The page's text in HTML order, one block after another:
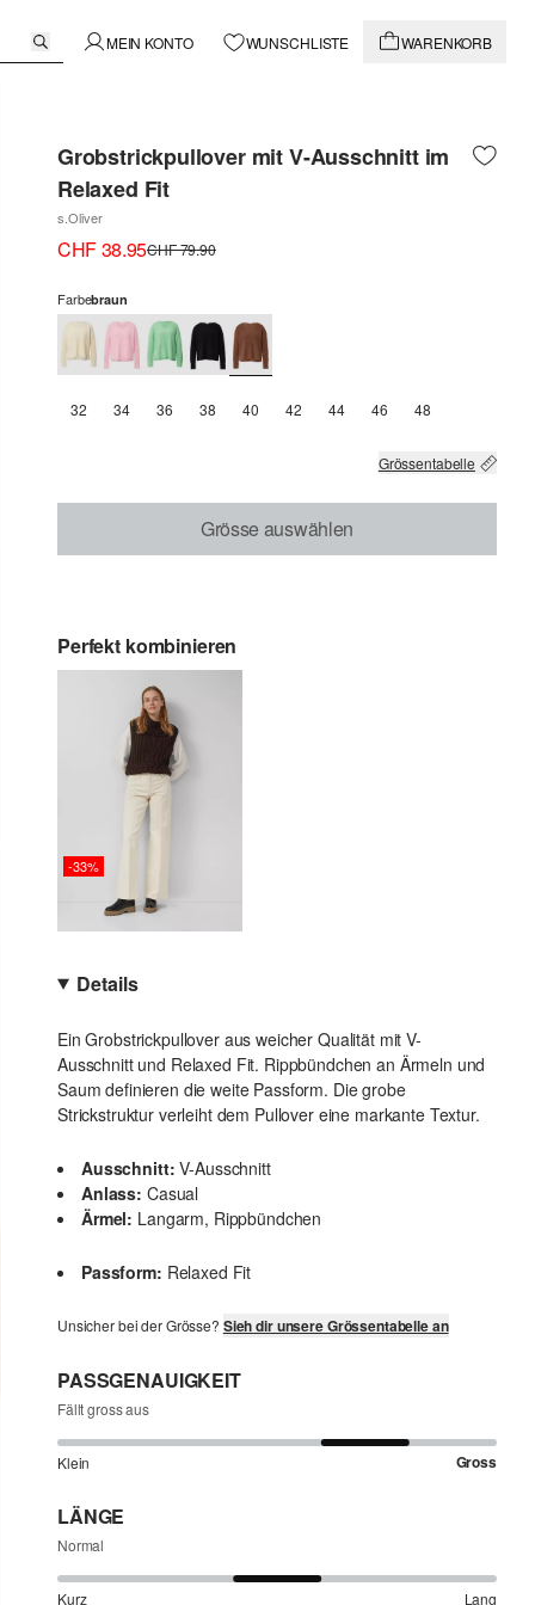
MEIN KONTO WUNSCHLISTE WARENKORB
Grobstrickpullover mit V-Ausschnitt im
Relaxed Fit
s.Oliver
CHF 38.95CHF 79.90
Farbebraun
32 34 36 38 40 42 44 46 48
Grössentabelle
Grösse auswählen
Perfekt kombinieren
-33%
Details
Ein Grobstrickpullover aus weicher Qualität mit V-
Ausschnitt und Relaxed Fit. Rippbündchen an Ärmeln und
Saum definieren die weite Passform. Die grobe
Strickstruktur verleiht dem Pullover eine markante Textur.
Ausschnitt: V-Ausschnitt
Anlass: Casual
Ärmel: Langarm, Rippbündchen
Passform: Relaxed Fit
Unsicher bei der Grösse? Sieh dir unsere Grössentabelle an
PASSGENAUIGKEIT
Fällt gross aus
Klein Gross
LÄNGE
Normal
Kurz Lang